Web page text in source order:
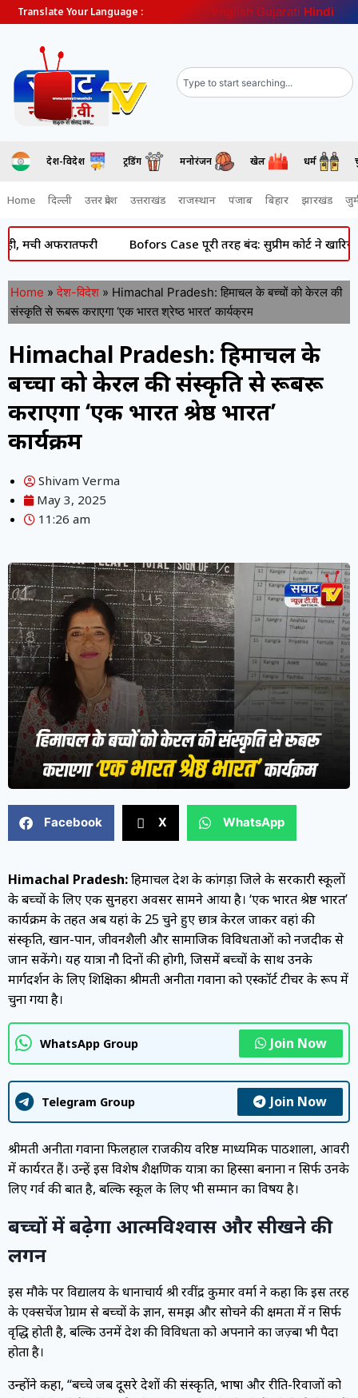
Translate Your Language : English Gujarati Hindi
देश-विदेश ट्रेंडिंग मनोरंजन खेल धर्म
Home दिल्ली उत्तर प्रदेश उत्तराखंड राजस्थान पंजाब बिहार झारखंड
अफरातफरी Bofors Case पूरी तरह बंद: सुप्रीम कोर्ट ने खारिज की
Home » देश-विदेश » Himachal Pradesh: हिमाचल के बच्चों को केरल की
संस्कृति से रूबरू कराएगा ‘एक भारत श्रेष्ठ भारत’ कार्यक्रम
Himachal Pradesh: हिमाचल के
बच्चों को केरल की संस्कृति से रूबरू
कराएगा ‘एक भारत श्रेष्ठ भारत’
कार्यक्रम
Shivam Verma
May 3, 2025
11:26 am
Facebook X WhatsApp
Himachal Pradesh:हिमाचल प्रदेश के कांगड़ा जिले के सरकारी स्कूलों
के बच्चों के लिए एक सुनहरा अवसर सामने आया है। ‘एक भारत श्रेष्ठ भारत’
कार्यक्रम के तहत अब यहां के 25 चुने हुए छात्र केरल जाकर वहां की
संस्कृति, खान-पान, जीवनशैली और सामाजिक विविधताओं को नजदीक से
जान सकेंगे। यह यात्रा नौ दिनों की होगी, जिसमें बच्चों के साथ उनके
मार्गदर्शन के लिए शिक्षिका श्रीमती अनीता गवाना को एस्कॉर्ट टीचर के रूप में
चुना गया है।
WhatsApp Group Join Now
Telegram Group Join Now
श्रीमती अनीता गवाना फिलहाल राजकीय वरिष्ठ माध्यमिक पाठशाला, आवरी
में कार्यरत हैं। उन्हें इस विशेष शैक्षणिक यात्रा का हिस्सा बनाना न सिर्फ उनके
लिए गर्व की बात है, बल्कि स्कूल के लिए भी सम्मान का विषय है।
बच्चों में बढ़ेगा आत्मविश्वास और सीखने की
लगन
इस मौके पर विद्यालय के प्रधानाचार्य श्री रवींद्र कुमार वर्मा ने कहा कि इस तरह
के एक्सचेंज प्रोग्राम से बच्चों के ज्ञान, समझ और सोचने की क्षमता में न सिर्फ
वृद्धि होती है, बल्कि उनमें देश की विविधता को अपनाने का जज़्बा भी पैदा
होता है।
उन्होंने कहा, “बच्चे जब दूसरे प्रदेशों की संस्कृति, भाषा और रीति-रिवाजों को